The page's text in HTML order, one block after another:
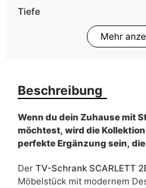
Tiefe
Breite
ean13
Mehr
Beschreibung
Wenn du dein Zuhause mit
möchtest, wird die Kollektion
perfekte Ergänzung sein,
Der TV-Schrank SCARLETT
Möbelstück mit modernem